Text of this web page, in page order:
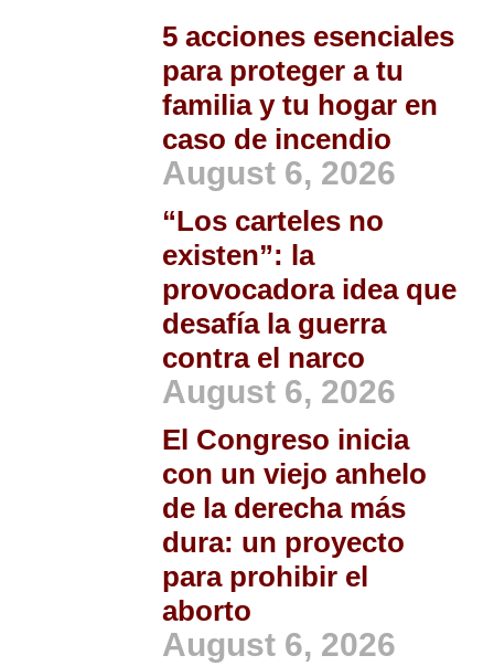
5 acciones esenciales
para proteger a tu
familia y tu hogar en
caso de incendio
August 6, 2026
“Los carteles no
existen”: la
provocadora idea que
desafía la guerra
contra el narco
August 6, 2026
El Congreso inicia
con un viejo anhelo
de la derecha más
dura: un proyecto
para prohibir el
aborto
August 6, 2026